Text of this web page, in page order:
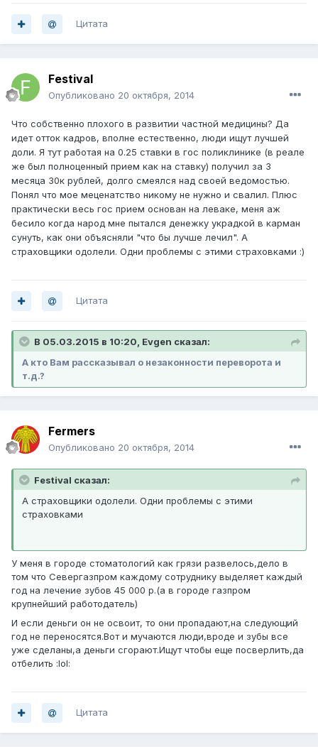
Цитата
Festival
Опубликовано 20 октября, 2014
Что собственно плохого в развитии частной медицины? Да
идет отток кадров, вполне естественно, люди ищут лучшей
доли. Я тут работая на 0.25 ставки в гос поликлинике (в реале
же был полноценный прием как на ставку) получил за 3
месяца 30к рублей, долго смеялся над своей ведомостью.
Понял что мое меценатство никому не нужно и свалил. Плюс
практически весь гос прием основан на леваке, меня аж
бесило когда народ мне пытался денежку украдкой в карман
сунуть, как они объясняли "что бы лучше лечил". А
страховщики одолели. Одни проблемы с этими страховками :)
Цитата
В 05.03.2015 в 10:20, Evgen сказал:
А кто Вам рассказывал о незаконности переворота и
т.д.?
Fermers
Опубликовано 20 октября, 2014
Festival сказал:
А страховщики одолели. Одни проблемы с этими
страховками
У меня в городе стоматологий как грязи развелось,дело в
том что Севергазпром каждому сотруднику выделяет каждый
год на лечение зубов 45 000 р.(а в городе газпром
крупнейший работодатель)
И если деньги он не освоит, то они пропадают,на следующий
год не переносятся.Вот и мучаются люди,вроде и зубы все
уже сделаны,а деньги сгорают.Ищут чтобы еще посверлить,да
отбелить :lol:
Цитата